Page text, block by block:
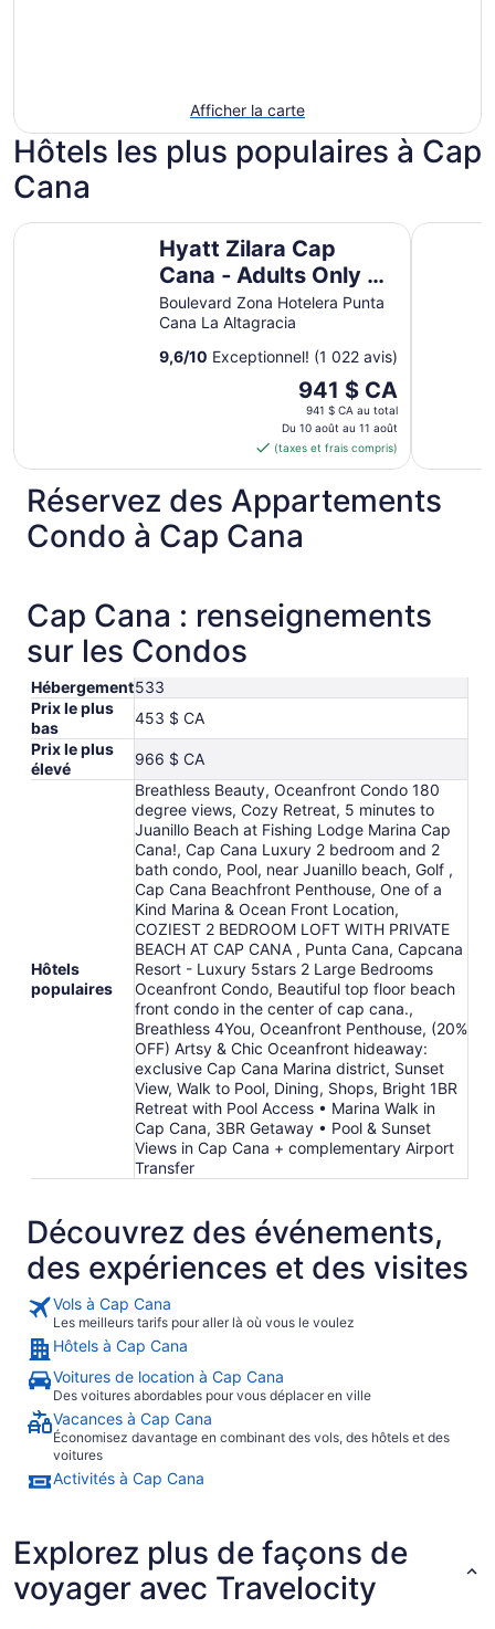
Afficher la carte
Hôtels les plus populaires à Cap
Cana
Hyatt Zilara Cap
Cana ‐ Adults Only ‐
All Inclusive
Boulevard Zona Hotelera Punta
Cana La Altagracia
9,6/10 Exceptionnel! (1 022 avis)
Le
prix
est
de 941 $ CA
par
nuit
du 10
août
941 $ CA
941 $ CA au total
Du 10 août au 11 août
(taxes et frais compris)
Hyatt Zilara Cap Cana ‐ Adults Only ‐ All InclusiveHyatt
Réservez des Appartements
Condo à Cap Cana
Cap Cana : renseignements
sur les Condos
Hébergement533
Prix le plus
bas
453 $ CA
Prix le plus
élevé
966 $ CA
Hôtels
populaires
Breathless Beauty, Oceanfront Condo 180
degree views, Cozy Retreat, 5 minutes to
Juanillo Beach at Fishing Lodge Marina Cap
Cana!, Cap Cana Luxury 2 bedroom and 2
bath condo, Pool, near Juanillo beach, Golf ,
Cap Cana Beachfront Penthouse, One of a
Kind Marina & Ocean Front Location,
COZIEST 2 BEDROOM LOFT WITH PRIVATE
BEACH AT CAP CANA , Punta Cana, Capcana
Resort - Luxury 5stars 2 Large Bedrooms
Oceanfront Condo, Beautiful top floor beach
front condo in the center of cap cana.,
Breathless 4You, Oceanfront Penthouse, (20%
OFF) Artsy & Chic Oceanfront hideaway:
exclusive Cap Cana Marina district, Sunset
View, Walk to Pool, Dining, Shops, Bright 1BR
Retreat with Pool Access • Marina Walk in
Cap Cana, 3BR Getaway • Pool & Sunset
Views in Cap Cana + complementary Airport
Transfer
Découvrez des événements,
des expériences et des visites
Vols à Cap Cana
Les meilleurs tarifs pour aller là où vous le voulez
Hôtels à Cap Cana
Voitures de location à Cap Cana
Des voitures abordables pour vous déplacer en ville
Vacances à Cap Cana
Économisez davantage en combinant des vols, des hôtels et des
voitures
Activités à Cap Cana
Explorez plus de façons de
voyager avec Travelocity